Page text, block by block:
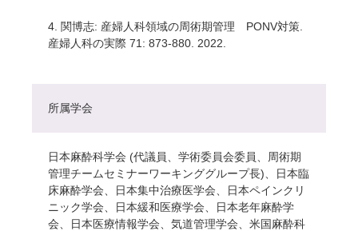
4. 関博志: 産婦人科領域の周術期管理 PONV対策.
産婦人科の実際 71: 873-880. 2022.
所属学会
日本麻酔科学会 (代議員、学術委員会委員、周術期
管理チームセミナーワーキンググループ長)、日本臨
床麻酔学会、日本集中治療医学会、日本ペインクリ
ニック学会、日本緩和医療学会、日本老年麻酔学
会、日本医療情報学会、気道管理学会、米国麻酔科